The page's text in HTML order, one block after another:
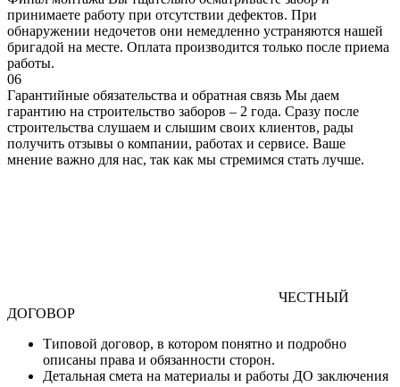
принимаете работу при отсутствии дефектов. При
обнаружении недочетов они немедленно устраняются нашей
бригадой на месте. Оплата производится только после приема
работы.
06
Гарантийные обязательства и обратная связь Мы даем
гарантию на строительство заборов – 2 года. Сразу после
строительства слушаем и слышим своих клиентов, рады
получить отзывы о компании, работах и сервисе. Ваше
мнение важно для нас, так как мы стремимся стать лучше.
ЧЕСТНЫЙ
ДОГОВОР
Типовой договор, в котором понятно и подробно
описаны права и обязанности сторон.
Детальная смета на материалы и работы ДО заключения